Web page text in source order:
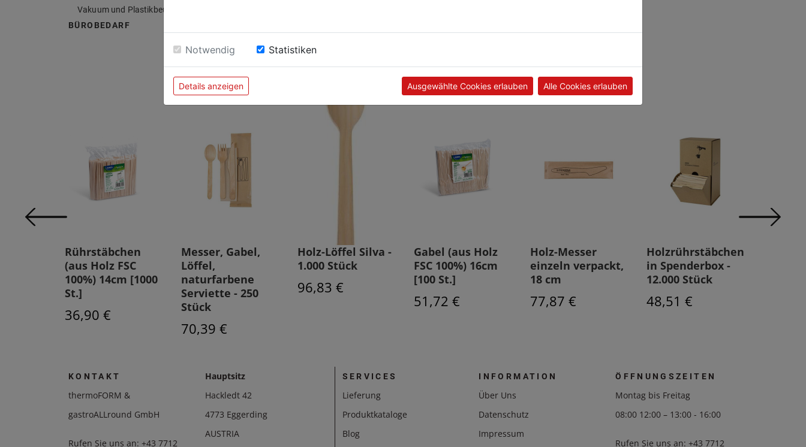
Vakuum und Plastikbeutel
BÜROBEDARF
Kunden kauften auch
Rührstäbchen
(aus Holz FSC
100%) 14cm [1000
St.]
36,90 €
Messer, Gabel,
Löffel,
naturfarbene
Serviette - 250
Stück
70,39 €
Holz-Löffel Silva -
1.000 Stück
96,83 €
Gabel (aus Holz
FSC 100%) 16cm
[100 St.]
51,72 €
Holz-Messer
einzeln verpackt,
18 cm
77,87 €
Holzrührstäbchen
in Spenderbox -
12.000 Stück
48,51 €
KONTAKT
thermoFORM &
gastroALLround GmbH
Rufen Sie uns an: +43 7712
Hauptsitz
Hackledt 42
4773 Eggerding
AUSTRIA
SERVICES
Lieferung
Produktkataloge
Blog
INFORMATION
Über Uns
Datenschutz
Impressum
ÖFFNUNGSZEITEN
Montag bis Freitag
08:00 12:00 – 13:00 - 16:00
Rufen Sie uns an:+43 7712
Notwendig Statistiken
Details anzeigen Ausgewählte Cookies erlauben Alle Cookies erlauben